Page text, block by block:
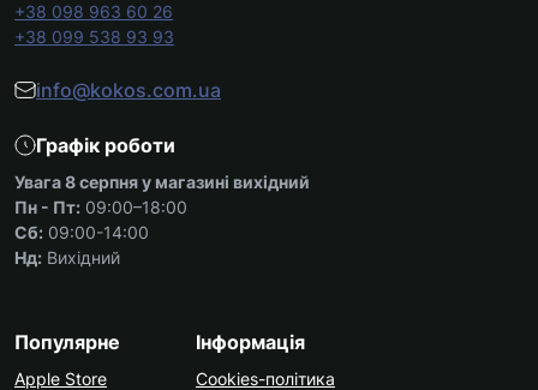
+38 098 963 60 26
+38 099 538 93 93
info@kokos.com.ua
Графік роботи
Увага 8 серпня у магазині вихідний
Пн - Пт: 09:00–18:00
Сб: 09:00-14:00
Нд: Вихідний
Популярне
Apple Store
Інформація
Cookies-політика